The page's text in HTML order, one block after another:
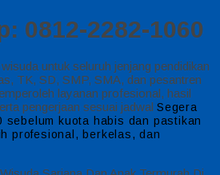
0812-2282-1060
untuk seluruh jenjang pendidikan
TK, SD, SMP, SMA, dan pesantren
layanan profesional, hasil
pengerjaan sesuai jadwal Segera
sebelum kuota habis dan pastikan
profesional, berkelas, dan